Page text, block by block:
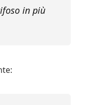
in più